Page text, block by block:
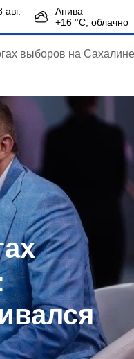
авг.
Анива
+16 °С, облачно
выборов на